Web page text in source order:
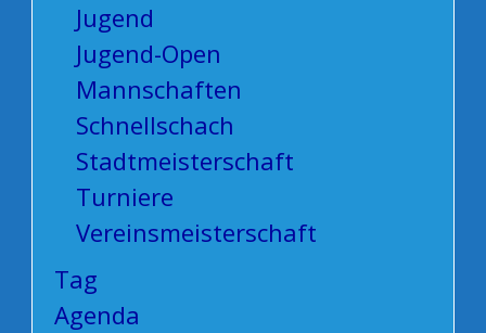
Jugend
Jugend-Open
Mannschaften
Schnellschach
Stadtmeisterschaft
Turniere
Vereinsmeisterschaft
Tag
Agenda